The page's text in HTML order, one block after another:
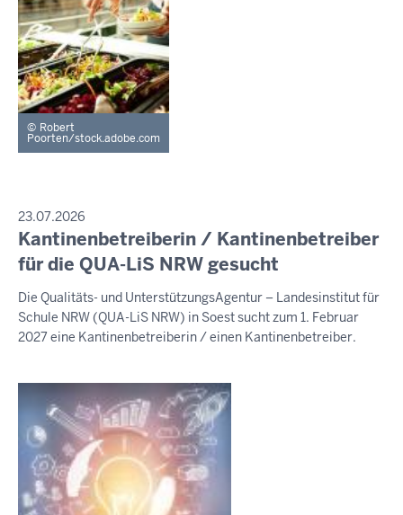
Robert
Poorten/stock.adobe.com
PRESSEMITTEILUNG
23.07.2026
Samstag,
8.
2026
-
Kantinenbetreiberin / Kantinenbetreiber
für die QUA-LiS NRW gesucht
Die Qualitäts- und UnterstützungsAgentur – Landesinstitut für
Schule NRW (QUA-LiS NRW) in Soest sucht zum 1. Februar
2027 eine Kantinenbetreiberin / einen Kantinenbetreiber.